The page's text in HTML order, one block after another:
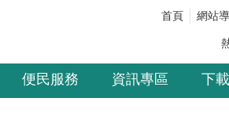
首頁 網站
便民服務 資訊專區 下